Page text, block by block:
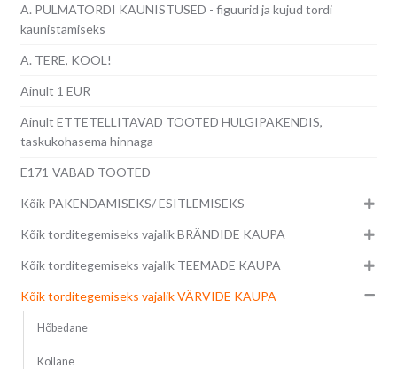
A. PULMATORDI KAUNISTUSED - figuurid ja kujud tordi
kaunistamiseks
A. TERE, KOOL!
Ainult 1 EUR
Ainult ETTETELLITAVAD TOOTED HULGIPAKENDIS,
taskukohasema hinnaga
E171-VABAD TOOTED
Kõik PAKENDAMISEKS/ ESITLEMISEKS
Kõik torditegemiseks vajalik BRÄNDIDE KAUPA
Kõik torditegemiseks vajalik TEEMADE KAUPA
Kõik torditegemiseks vajalik VÄRVIDE KAUPA
Hõbedane
Kollane